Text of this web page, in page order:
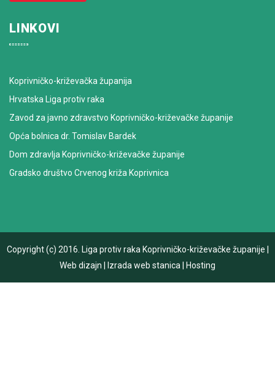
LINKOVI
Koprivničko-križevačka županija
Hrvatska Liga protiv raka
Zavod za javno zdravstvo Koprivničko-križevačke županije
Opća bolnica dr. Tomislav Bardek
Dom zdravlja Koprivničko-križevačke županije
Gradsko društvo Crvenog križa Koprivnica
Copyright (c) 2016. Liga protiv raka Koprivničko-križevačke županije
Web dizajn
Izrada web stanica Hosting